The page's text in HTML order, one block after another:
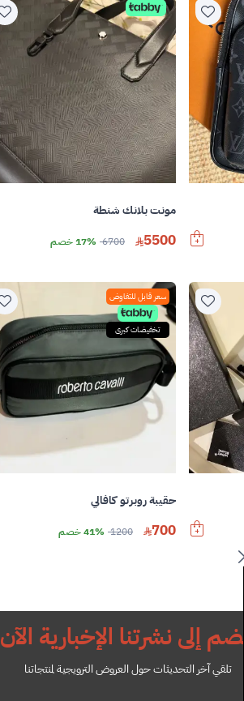
مونت بلانك شنطة
5500
6700 17% خصم
سعر قابل للتفاوض
تخفيضات كبرى
حقيبة روبرتو كافالي
700
1200 41% خصم
انضم إلى نشرتنا الإخبارية الآن
تلقي آخر التحديثات حول العروض الترويجية لمنتجاتنا